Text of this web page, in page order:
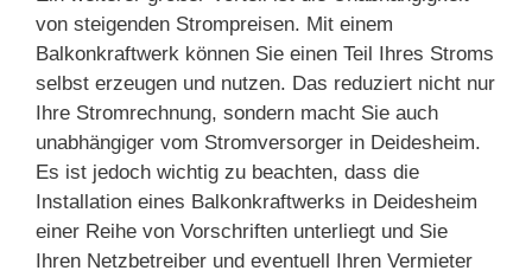
von steigenden Strompreisen. Mit einem
Balkonkraftwerk können Sie einen Teil Ihres Stroms
selbst erzeugen und nutzen. Das reduziert nicht nur
Ihre Stromrechnung, sondern macht Sie auch
unabhängiger vom Stromversorger in Deidesheim.
Es ist jedoch wichtig zu beachten, dass die
Installation eines Balkonkraftwerks in Deidesheim
einer Reihe von Vorschriften unterliegt und Sie
Ihren Netzbetreiber und eventuell Ihren Vermieter